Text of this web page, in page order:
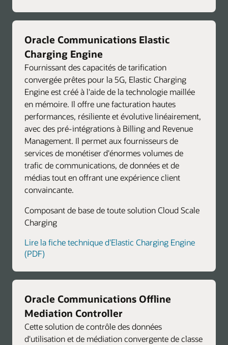
Oracle Communications Elastic
Charging Engine
Fournissant des capacités de tarification
convergée prêtes pour la 5G, Elastic Charging
Engine est créé à l'aide de la technologie maillée
en mémoire. Il offre une facturation hautes
performances, résiliente et évolutive linéairement,
avec des pré-intégrations à Billing and Revenue
Management. Il permet aux fournisseurs de
services de monétiser d'énormes volumes de
trafic de communications, de données et de
médias tout en offrant une expérience client
convaincante.
Composant de base de toute solution Cloud Scale
Charging
Lire la fiche technique d'Elastic Charging Engine
(PDF)
Oracle Communications Offline
Mediation Controller
Cette solution de contrôle des données
d'utilisation et de médiation convergente de classe